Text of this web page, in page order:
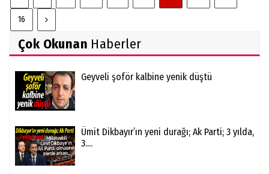
16
Çok Okunan Haberler
Geyveli şoför kalbine yenik düştü
Ümit Dikbayır’ın yeni durağı; Ak Parti; 3 yılda,
3....